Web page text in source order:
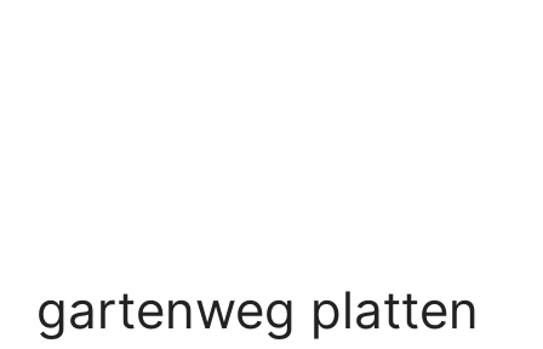
gartenweg platten